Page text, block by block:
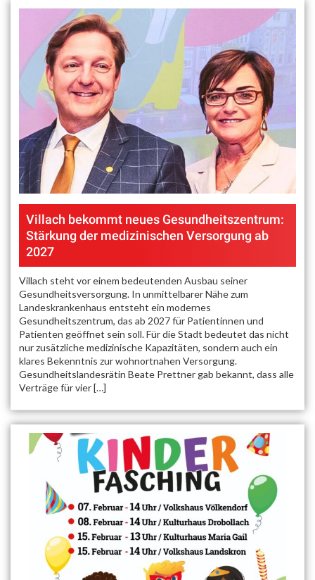
Villach bekommt neues Gesundheitszentrum:
Stärkung der medizinischen Versorgung ab
2027
Villach steht vor einem bedeutenden Ausbau seiner
Gesundheitsversorgung. In unmittelbarer Nähe zum
Landeskrankenhaus entsteht ein modernes
Gesundheitszentrum, das ab 2027 für Patientinnen und
Patienten geöffnet sein soll. Für die Stadt bedeutet das nicht
nur zusätzliche medizinische Kapazitäten, sondern auch ein
klares Bekenntnis zur wohnortnahen Versorgung.
Gesundheitslandesrätin Beate Prettner gab bekannt, dass alle
Verträge für vier […]